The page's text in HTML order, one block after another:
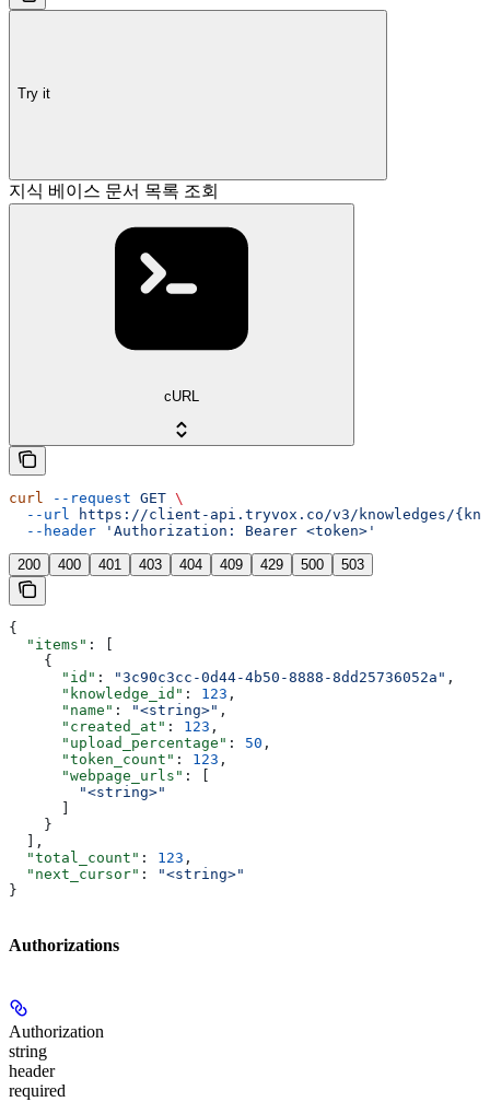
Try it
지식 베이스 문서 목록 조회
cURL
curl --request GET \
  --url
https://client-api.tryvox.co/v3/knowledges/
  --header
'Authorization: Bearer <token>'
200 400 401 403 404 409 429 500 503
{
  "items"
: [
    {
      "id"
: "3c90c3cc-0d44-4b50-8888-8dd25736052a" ,
      "knowledge_id"
: 123 ,
      "name"
: "<string>" ,
      "created_at"
: 123 ,
      "upload_percentage"
: 50 ,
      "token_count"
: 123 ,
      "webpage_urls"
: [
        "<string>"
      ]
    }
  ],
  "total_count"
: 123 ,
  "next_cursor"
:
"<string>"
}
Authorizations
Authorization
string
header
required